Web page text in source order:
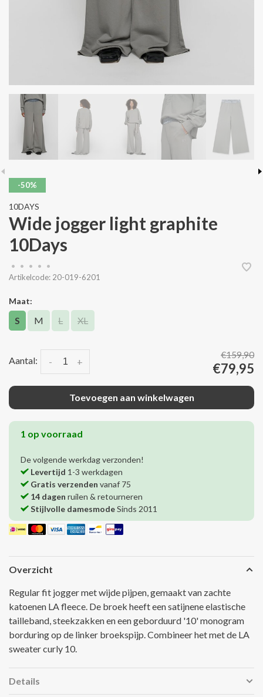
-50%
10DAYS
Wide jogger light graphite
10Days
• • • •
•
Artikelcode: 20-019-6201
Maat:
S M L XL
Aantal: +
-
€159,90
€79,95
Toevoegen aan winkelwagen
1 op voorraad
De volgende werkdag verzonden!
Levertijd 1-3 werkdagen
Gratis verzenden vanaf 75
14 dagen ruilen & retourneren
Stijlvolle damesmodeSinds 2011
Overzicht
Regular fit jogger met wijde pijpen, gemaakt van zachte
katoenen LA fleece. De broek heeft een satijnene elastische
tailleband, steekzakken en een geborduurd '10' monogram
borduring op de linker broekspijp. Combineer het met de LA
sweater curly 10.
Details